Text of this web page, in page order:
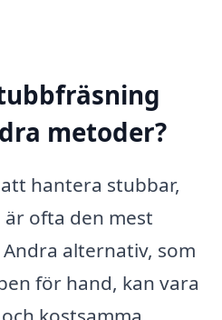
metoder?
hantera stubbar,
ofta den mest
alternativ, som
för hand, kan vara